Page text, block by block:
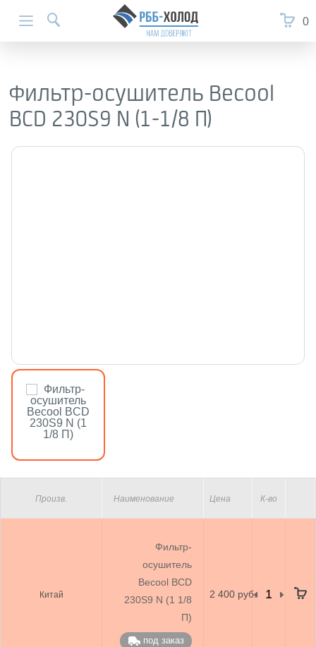
0
Фильтр-осушитель Becool
BCD 230S9 N (1-1/8 П)
Произв. Наименование Цена К-во
Китай
Фильтр-
осушитель
Becool BCD
230S9 N (1 1/8
П)
под заказ
2 400 руб.